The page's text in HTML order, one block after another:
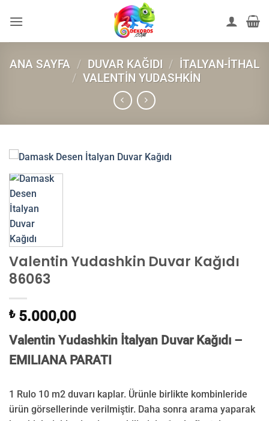
atla
ANA SAYFA / DUVAR KAĞIDI / İTALYAN-İTHAL
/ VALENTIN YUDASHKIN
Valentin Yudashkin Duvar Kağıdı
86063
₺5.000,00
Valentin Yudashkin İtalyan Duvar Kağıdı –
EMILIANA PARATI
1 Rulo 10 m2 duvarı kaplar. Ürünle birlikte kombinleride
ürün görsellerinde verilmiştir. Daha sonra arama yaparak